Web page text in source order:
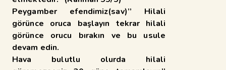
Peygamber efendimiz(sav)’’ Hilali
görünce oruca başlayın tekrar hilali
görünce orucu bırakın ve bu usule
devam edin.
Hava bulutlu olurda hilali